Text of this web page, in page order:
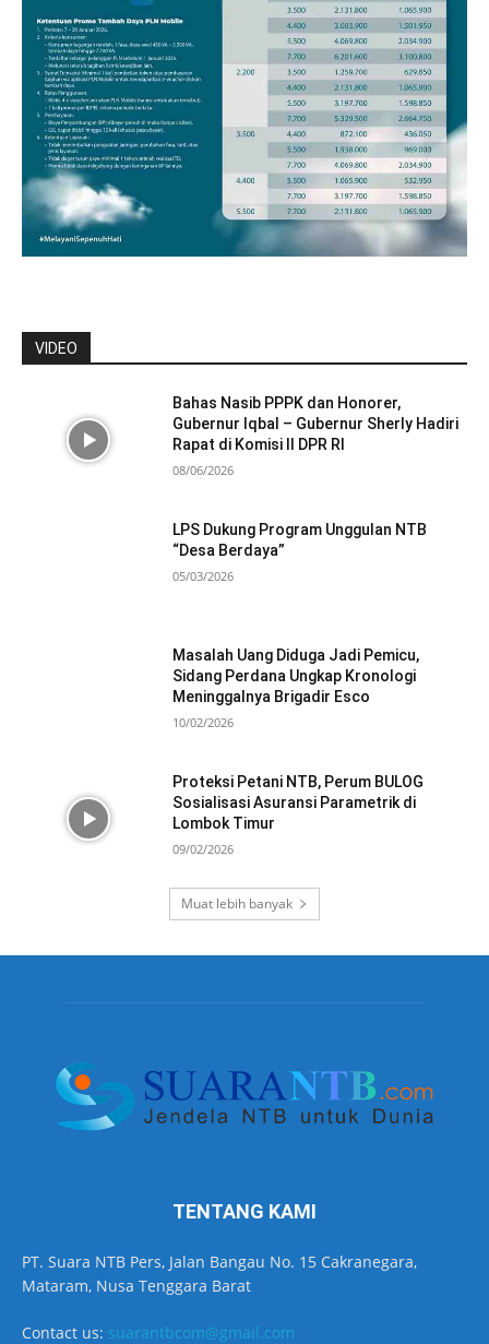
VIDEO
Bahas Nasib PPPK dan Honorer,
Gubernur Iqbal – Gubernur Sherly Hadiri
Rapat di Komisi II DPR RI
08/06/2026
LPS Dukung Program Unggulan NTB
“Desa Berdaya”
05/03/2026
Masalah Uang Diduga Jadi Pemicu,
Sidang Perdana Ungkap Kronologi
Meninggalnya Brigadir Esco
10/02/2026
Proteksi Petani NTB, Perum BULOG
Sosialisasi Asuransi Parametrik di
Lombok Timur
09/02/2026
Muat lebih banyak
TENTANG KAMI
PT. Suara NTB Pers, Jalan Bangau No. 15 Cakranegara,
Mataram, Nusa Tenggara Barat
Contact us: suarantbcom@gmail.com